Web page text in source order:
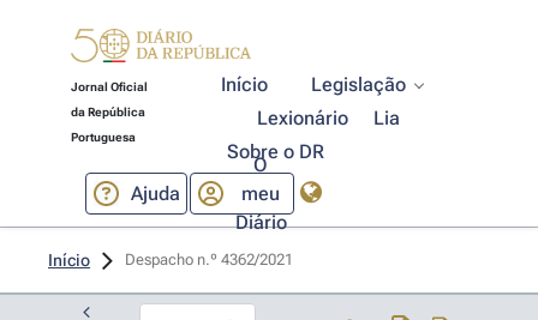
Jornal Oficial
da República
Portuguesa
Início
Legislação
Lexionário
Lia
Sobre o DR
Ajuda
O
meu
Diário
Início Despacho n.º 4362/2021